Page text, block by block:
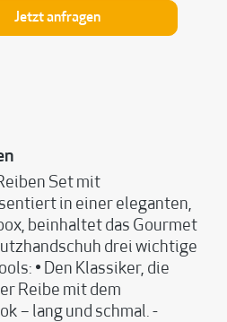
den gewünschten Wert
Jetzt anfragen
Set mit
in einer eleganten,
beinhaltet das Gourmet
drei wichtige
• Den Klassiker, die
Reibe mit dem
– lang und schmal. -